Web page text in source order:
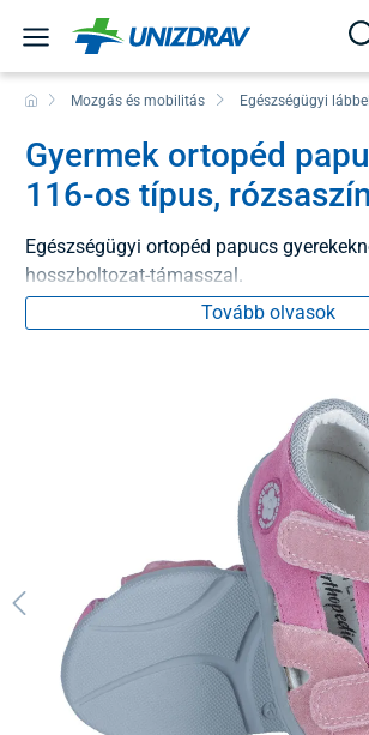
Mozgás és mobilitás Egészségügyi
Gyermek ortopéd
116-os típus, rózsaszín
Egészségügyi ortopéd papucs
hosszboltozat-támasszal.
Tovább olvasok